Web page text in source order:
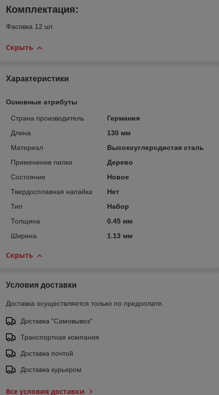
Комплектация:
Фасовка 12 шт.
Скрыть
Характеристики
Основные атрибуты
Страна производитель
Германия
Длина
130 мм
Материал
Высокоуглеродистая сталь
Применение пилки
Дерево
Состояние
Новое
Твердосплавная напайка
Нет
Тип
Набор
Толщина
0.45 мм
Ширина
1.13 мм
Скрыть
Условия доставки
Доставка осуществляется только по предоплате.
Доставка "Самовывоз"
Транспортная компания
Доставка почтой
Доставка курьером
Все условия доставки